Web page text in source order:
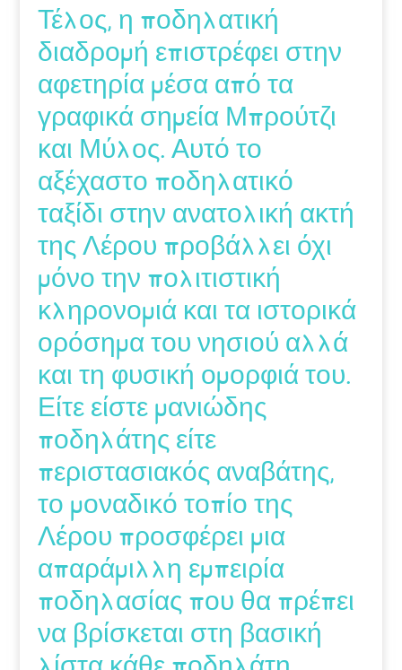
Τέλος, η ποδηλατική
διαδρομή επιστρέφει στην
αφετηρία μέσα από τα
γραφικά σημεία Μπρούτζι
και Μύλος. Αυτό το
αξέχαστο ποδηλατικό
ταξίδι στην ανατολική ακτή
της Λέρου προβάλλει όχι
μόνο την πολιτιστική
κληρονομιά και τα ιστορικά
ορόσημα του νησιού αλλά
και τη φυσική ομορφιά του.
Είτε είστε μανιώδης
ποδηλάτης είτε
περιστασιακός αναβάτης,
το μοναδικό τοπίο της
Λέρου προσφέρει μια
απαράμιλλη εμπειρία
ποδηλασίας που θα πρέπει
να βρίσκεται στη βασική